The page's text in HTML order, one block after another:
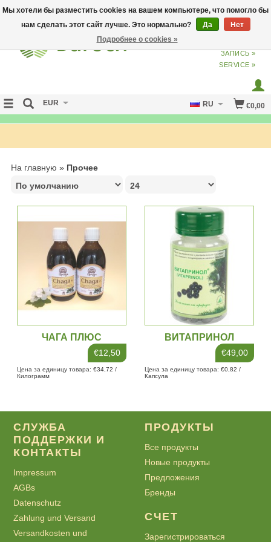
ВХОДИЗ
ЗАПИСЬ »
SERVICE »
€0,00
EUR RU
На главную » Прочее
ЧАГА ПЛЮС
€12,50
Цена за единицу товара: €34,72 /
Килограмм
ВИТАПРИНОЛ
60XКАПСУЛЫ€49,00
Цена за единицу товара: €0,82 /
Капсула
СЛУЖБА
ПОДДЕРЖКИ И
КОНТАКТЫ
Impressum
AGBs
Datenschutz
Zahlung und Versand
Versandkosten und
ПРОДУКТЫ
Все продукты
Новые продукты
Предложения
Бренды
СЧЕТ
Зарегистрироваться
Мы хотели бы разместить cookies на вашем компьютере, что помогло бы
нам сделать этот сайт лучше. Это нормально?
Да
Нет
Подробнее о cookies »